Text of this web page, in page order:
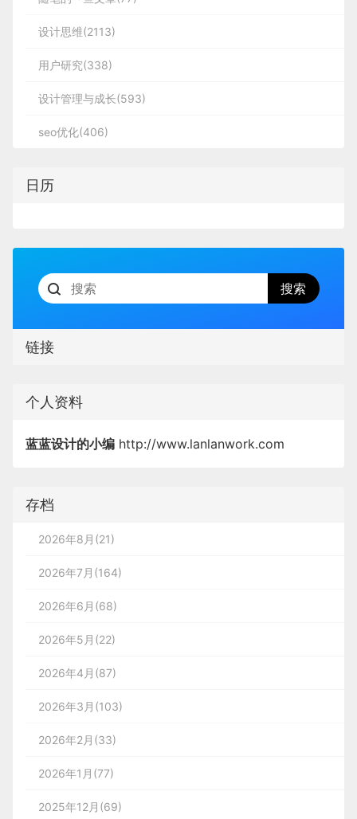
设计思维(2113)
用户研究(338)
设计管理与成长(593)
seo优化(406)
日历
链接
个人资料
蓝蓝设计的小编 http://www.lanlanwork.com
存档
2026年8月(21)
2026年7月(164)
2026年6月(68)
2026年5月(22)
2026年4月(87)
2026年3月(103)
2026年2月(33)
2026年1月(77)
2025年12月(69)